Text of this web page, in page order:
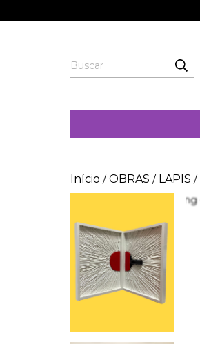
Início / OBRAS / LAPIS /